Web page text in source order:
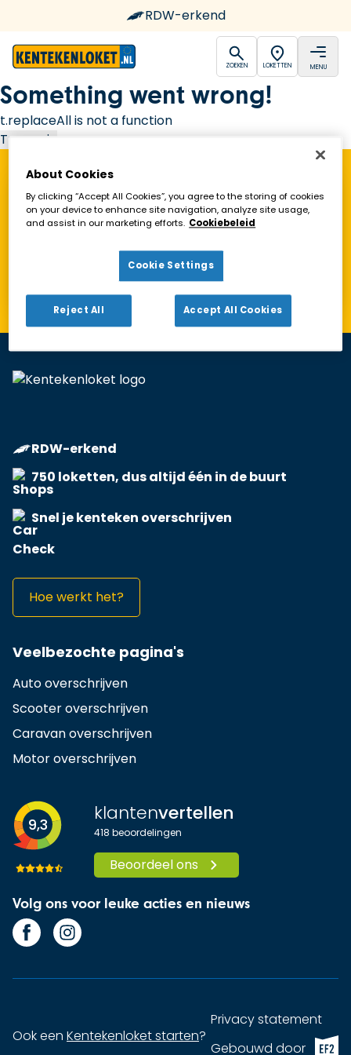
RDW-erkend
open
ZOEKEN LOKETTEN MENU
Something went wrong!
t.replaceAll is not a function
Try again
Vind een Kentekenloket in de buurt!
Toon alleen geopende loketten
RDW-erkend
750 loketten, dus altijd één in de buurt
Snel je kenteken overschrijven
Hoe werkt het?
Veelbezochte pagina's
Auto overschrijven
Scooter overschrijven
Caravan overschrijven
Motor overschrijven
9,3 klantenvertellen
418 beoordelingen
Beoordeel ons
Volg ons voor leuke acties en nieuws
Ook een Kentekenloket starten?
Privacy statement
Gebouwd doorEF2
About Cookies
By clicking “Accept All Cookies”, you agree to the storing of cookies
on your device to enhance site navigation, analyze site usage,
and assist in our marketing efforts. Cookiebeleid
Cookie Settings
Reject All Accept All Cookies